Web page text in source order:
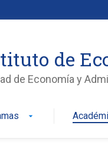
de
de Economía y
arrow_drop_down